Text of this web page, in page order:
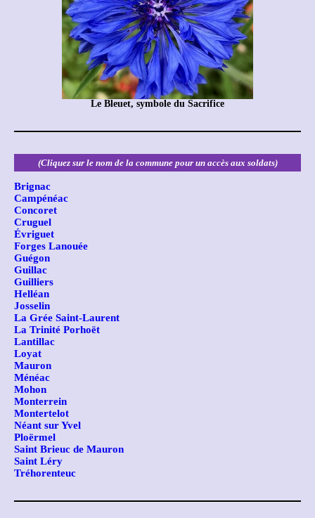
Le Bleuet, symbole du Sacrifice
(Cliquez sur le nom de la commune pour un accès aux soldats)
Brignac
Campénéac
Concoret
Cruguel
Évriguet
Forges Lanouée
Guégon
Guillac
Guilliers
Helléan
Josselin
La Grée Saint-Laurent
La Trinité Porhoët
Lantillac
Loyat
Mauron
Ménéac
Mohon
Monterrein
Montertelot
Néant sur Yvel
Ploërmel
Saint Brieuc de Mauron
Saint Léry
Tréhorenteuc